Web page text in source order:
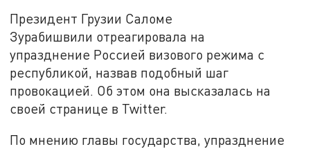
Президент Грузии Саломе
Зурабишвили отреагировала на
упразднение Россией визового режима с
республикой, назвав подобный шаг
провокацией. Об этом она высказалась на
своей странице в Twitter.
По мнению главы государства, упразднение